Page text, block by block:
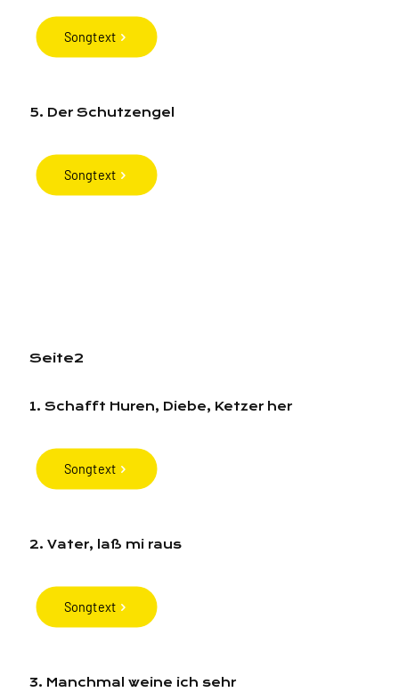
Songtext
5. Der Schutzengel
Songtext
Seite2
1. Schafft Huren, Diebe, Ketzer her
Songtext
2. Vater, laß mi raus
Songtext
3. Manchmal weine ich sehr